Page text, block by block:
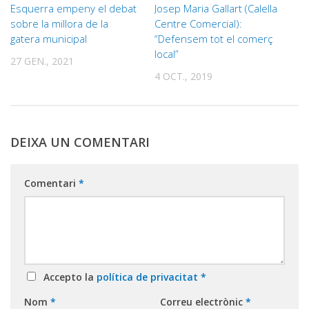
Esquerra empeny el debat
sobre la millora de la
gatera municipal
27 GEN., 2021
Josep Maria Gallart (Calella
Centre Comercial):
“Defensem tot el comerç
local”
4 OCT., 2019
DEIXA UN COMENTARI
Comentari *
Accepto la política de privacitat *
Nom * Correu electrònic *